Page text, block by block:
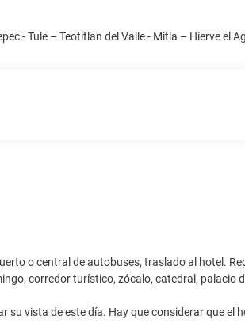
- Tule – Teotitlan del Valle - Mitla – Hierve el
o central de autobuses, traslado al hotel.
corredor turístico, zócalo, catedral, palacio
vista de este día. Hay que considerar que el